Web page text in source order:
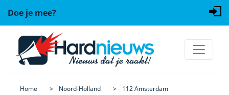
Doe je mee?
Home Noord-Holland
112 Amsterdam